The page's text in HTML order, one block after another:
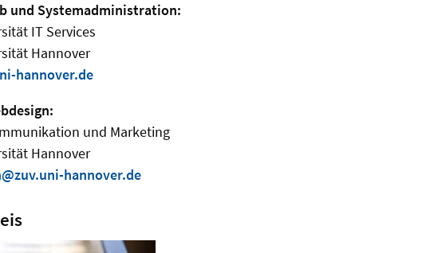
und Systemadministration:
IT Services
Hannover
hannover.de
und Marketing
Hannover
hannover.de